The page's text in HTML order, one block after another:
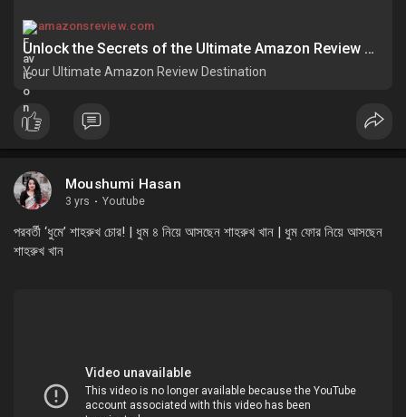
amazonsreview.com
Unlock the Secrets of the Ultimate Amazon Review Destination - Your Ultimate Amazon Review Destination
Your Ultimate Amazon Review Destination
Moushumi Hasan
3 yrs · Youtube
পরবর্তী ‘ধুমে’ শাহরুখ চোর! | ধুম ৪ নিয়ে আসছেন শাহরুখ খান | ধুম ফোর নিয়ে আসছেন
শাহরুখ খান